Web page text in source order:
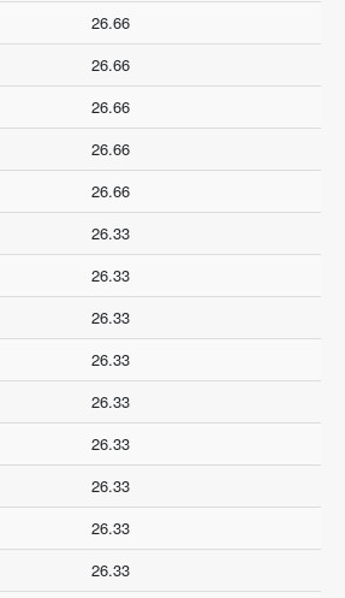
26.66
26.66
26.66
26.66
26.66
26.33
26.33
26.33
26.33
26.33
26.33
26.33
26.33
26.33